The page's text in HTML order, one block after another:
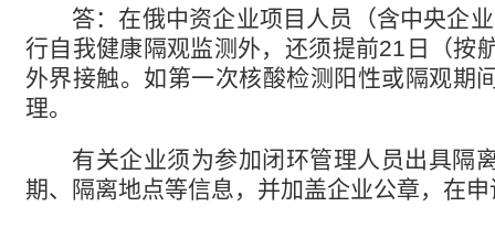
答：在俄中资企业项目人员（含中央企
行自我健康隔观监测外，还须提前21 日（按
外界接触。如第一次核酸检测阳性或隔观期
理。
有关企业须为参加闭环管理人员出具隔
期、隔离地点等信息，并加盖企业公章，在